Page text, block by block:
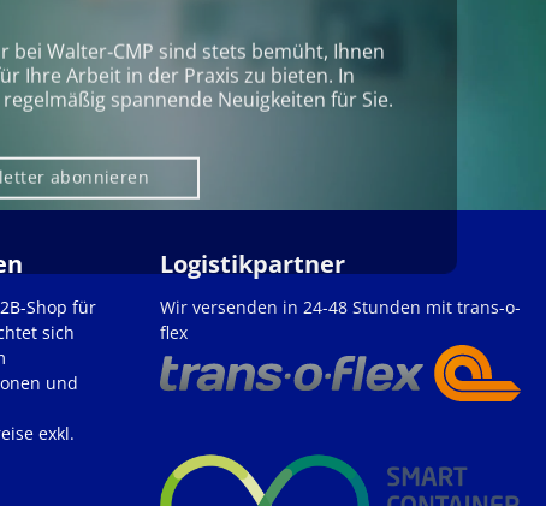
Walter‑CMP sind stets bemüht, Ihnen
Ihre Arbeit in der Praxis zu bieten. In
spannende Neuigkeiten für Sie.
abonnieren
Shop für
sich
und
exkl.
Logistikpartner
Wir versenden in 24-48 Stunden mit trans-o-
flex